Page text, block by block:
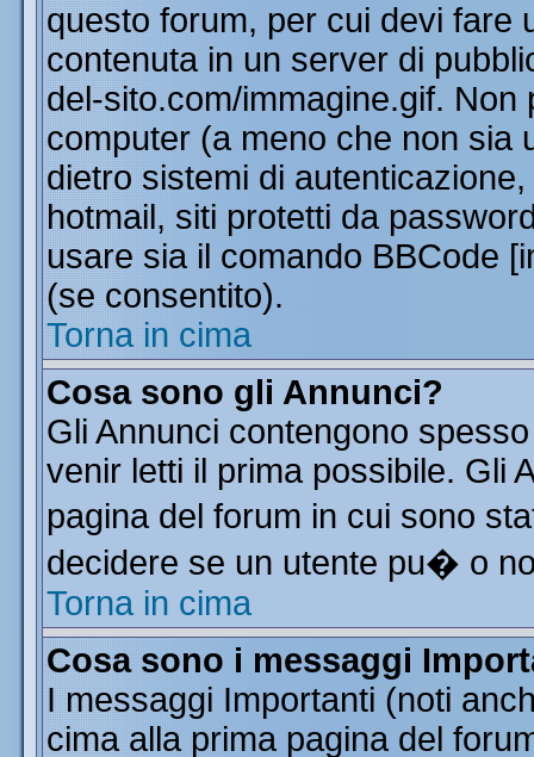
questo forum, per cui devi fare
contenuta in un server di
del-sito.com/immagine.gif.
computer (a meno che non sia
dietro sistemi di
hotmail, siti protetti da
usare sia il comando BBCode
(se consentito).
Torna in cima
Cosa sono gli Annunci?
Gli Annunci contengono
venir letti il prima possibile. Gli
pagina del forum in cui sono
decidere se un utente pu� o
Torna in cima
Cosa sono i messaggi
I messaggi Importanti (noti
cima alla prima pagina del